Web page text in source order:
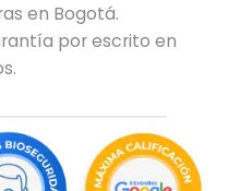
en Bogotá.
por escrito en